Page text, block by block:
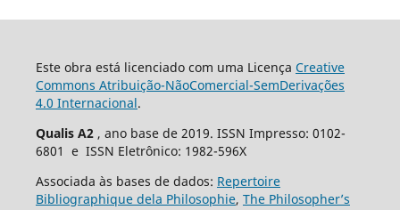
Este obra está licenciado com uma Licença Creative
Commons Atribuição-NãoComercial-SemDerivações
4.0 Internacional.
Qualis A2 , ano base de 2019. ISSN Impresso: 0102-
6801 e ISSN Eletrônico: 1982-596X
Associada às bases de dados: Repertoire
Bibliographique dela Philosophie, The Philosopher’s